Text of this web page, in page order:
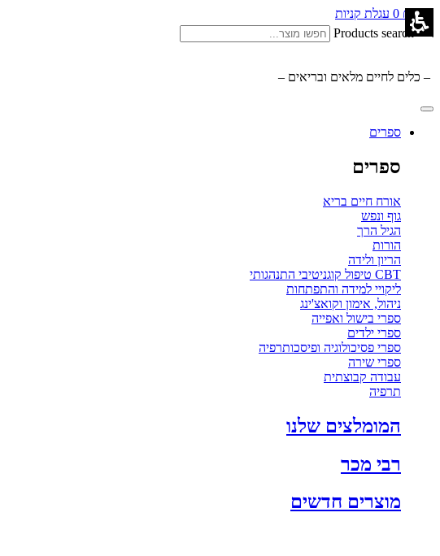
₪ 0.00
0 עגלת קניות
Products search
– כלים לחיים מלאים ובריאים –
ספרים
ספרים
אורח חיים בריא
גוף ונפש
הגיל הרך
הורות
הריון ולידה
CBT טיפול קוגניטיבי התנהגותי
ליקויי למידה והתפתחות
ניהול, אימון וקואצ'ינג
ספרי בישול ואפייה
ספרי ילדים
ספרי פסיכולוגיה ופיסכותרפיה
ספרי שירה
עבודה קבוצתית
תרפיה
המומלצים שלנו
רבי מכר
מוצרים חדשים